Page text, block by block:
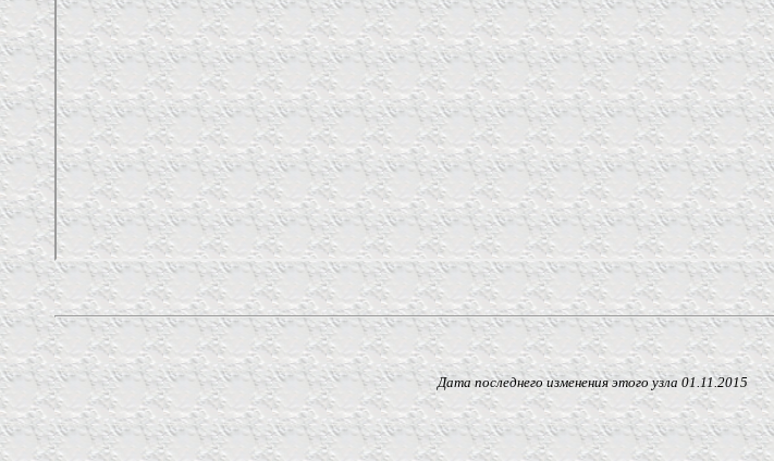
Дата последнего изменения этого узла 01.11.2015